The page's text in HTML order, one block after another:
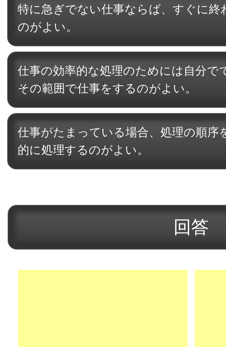
特に急ぎでない仕事ならば、すぐに
のがよい。
仕事の効率的な処理のためには自分で
その範囲で仕事をするのがよい。
仕事がたまっている場合、処理の順序
的に処理するのがよい。